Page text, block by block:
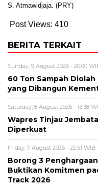
S. Atmawidjaja. (PRY)
Post Views: 410
BERITA TERKAIT
Sunday, 9 August 2026 - 20:00
60 Ton Sampah
yang Dibangun
Saturday, 8 August 2026 - 13:38
Wapres Tinjau
Diperkuat
Friday, 7 August 2026 - 22:51 WIB
Borong 3
Buktikan Komitmen
Track 2026